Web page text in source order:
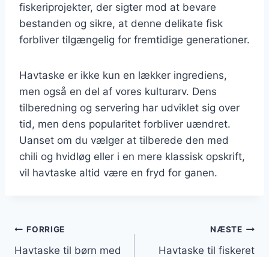
fiskeriprojekter, der sigter mod at bevare
bestanden og sikre, at denne delikate fisk
forbliver tilgængelig for fremtidige generationer.
Havtaske er ikke kun en lækker ingrediens,
men også en del af vores kulturarv. Dens
tilberedning og servering har udviklet sig over
tid, men dens popularitet forbliver uændret.
Uanset om du vælger at tilberede den med
chili og hvidløg eller i en mere klassisk opskrift,
vil havtaske altid være en fryd for ganen.
Indlægsnavigation
FORRIGE
Havtaske til børn med
NÆSTE
Havtaske til fiskeret